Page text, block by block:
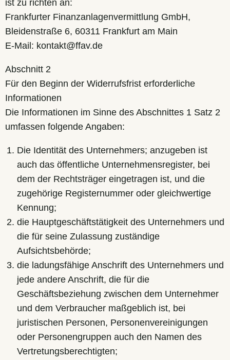
ist zu richten an:
Frankfurter Finanzanlagenvermittlung GmbH,
Bleidenstraße 6, 60311 Frankfurt am Main
E-Mail: kontakt@ffav.de
Abschnitt 2
Für den Beginn der Widerrufsfrist erforderliche
Informationen
Die Informationen im Sinne des Abschnittes 1 Satz 2
umfassen folgende Angaben:
Die Identität des Unternehmers; anzugeben ist
auch das öffentliche Unternehmensregister, bei
dem der Rechtsträger eingetragen ist, und die
zugehörige Registernummer oder gleichwertige
Kennung;
die Hauptgeschäftstätigkeit des Unternehmers und
die für seine Zulassung zuständige
Aufsichtsbehörde;
die ladungsfähige Anschrift des Unternehmers und
jede andere Anschrift, die für die
Geschäftsbeziehung zwischen dem Unternehmer
und dem Verbraucher maßgeblich ist, bei
juristischen Personen, Personenvereinigungen
oder Personengruppen auch den Namen des
Vertretungsberechtigten;